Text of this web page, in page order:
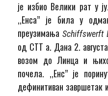
је избио Велики рат у
,,Енса” је била у
преузимањаSchiffswerft
од СТТ а. Дана 2.
возом до Линца и
почела. ,,Енс” је
дефинитиван завршетак